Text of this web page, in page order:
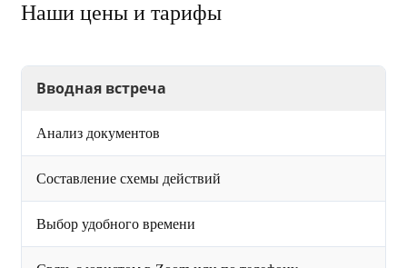
Наши цены и тарифы
Вводная встреча
Анализ документов
Составление схемы действий
Выбор удобного времени